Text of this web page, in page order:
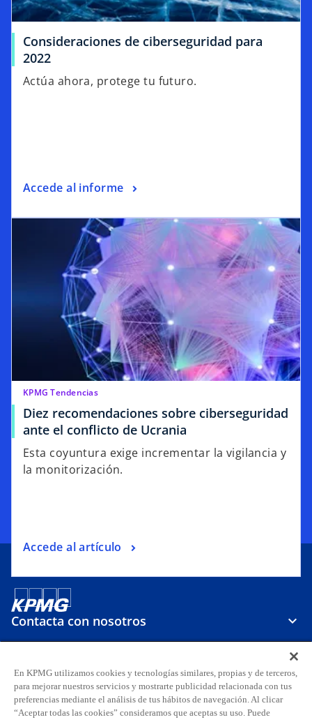
Consideraciones de ciberseguridad para
2022
Actúa ahora, protege tu futuro.
Accede al informe
KPMG Tendencias
Diez recomendaciones sobre ciberseguridad
ante el conflicto de Ucrania
Esta coyuntura exige incrementar la vigilancia y
la monitorización.
Accede al artículo
Contacta con nosotros
Sobre KPMG
Carreras
En KPMG utilizamos cookies y tecnologías similares, propias y de terceros,
para mejorar nuestros servicios y mostrarte publicidad relacionada con tus
preferencias mediante el análisis de tus hábitos de navegación. Al clicar
“Aceptar todas las cookies” consideramos que aceptas su uso. Puede